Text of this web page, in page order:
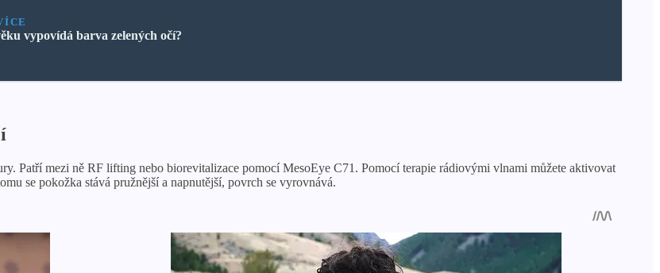
vypovídá barva zelených očí?
Patří mezi ně RF lifting nebo biorevitalizace pomocí MesoEye C71. Pomocí terapie rádiovými vlnami můžete aktivovat
se pokožka stává pružnější a napnutější, povrch se vyrovnává.